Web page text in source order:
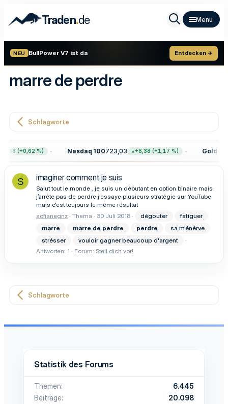
Traden.de
NEU BullPower V7 ist da Entdecken →
marre de perdre
Schlagworte
(+0,62 %) Nasdaq 100723,03 +8,38 (+1,17 %) Gold
S imaginer comment je suis
Salut tout le monde , je suis un débutant en option binaire mais
j’arrête pas de perdre j'essaye plusieurs stratégie sur YouTube
mais c'est toujours le même résultat
sofianegnz Thema 30 Juli 2018 dégouter
fatiguer
marre
marre de perdre perdre
sa m'énérve
strésser
vouloir gagner beaucoup d'argent
Antworten: 1
Forum: Stell dich vor!
Schlagworte
Statistik des Forums
Themen
6.445
Beiträge
20.098